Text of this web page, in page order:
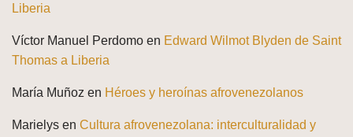
Liberia
Víctor Manuel Perdomo en Edward Wilmot Blyden de Saint
Thomas a Liberia
María Muñoz en Héroes y heroínas afrovenezolanos
Marielys en Cultura afrovenezolana: interculturalidad y